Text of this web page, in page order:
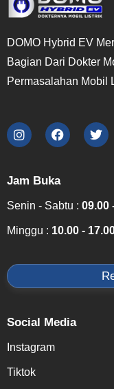
DOMO Hybrid EV
Bagian Dari Dokter
Permasalahan Mobil
Jam Buka
Senin - Sabtu : 09.00
Minggu : 10.00 -
Social Media
Instagram
Tiktok